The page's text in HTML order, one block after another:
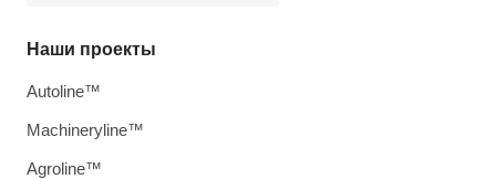
Наши проекты
Autoline™
Machineryline™
Agroline™